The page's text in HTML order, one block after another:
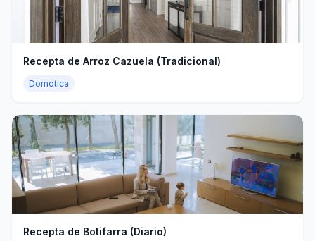
Recepta de Arroz Cazuela (Tradicional)
Domotica
Recepta de Botifarra (Diario)